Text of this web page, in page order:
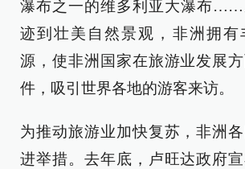
瀑布之一的维多利亚大瀑布……
迹到壮美自然景观，非洲拥有
源，使非洲国家在旅游业发展
件，吸引世界各地的游客来访。
为推动旅游业加快复苏，非洲
进举措。去年底，卢旺达政府